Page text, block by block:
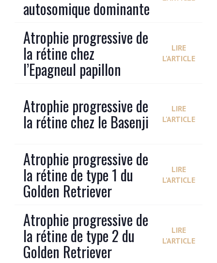
autosomique dominante
Atrophie progressive de
la rétine chez
l’Epagneul papillon
LIRE
L'ARTICLE
Atrophie progressive de
la rétine chez le Basenji
LIRE
L'ARTICLE
Atrophie progressive de
la rétine de type 1 du
Golden Retriever
LIRE
L'ARTICLE
Atrophie progressive de
la rétine de type 2 du
Golden Retriever
LIRE
L'ARTICLE